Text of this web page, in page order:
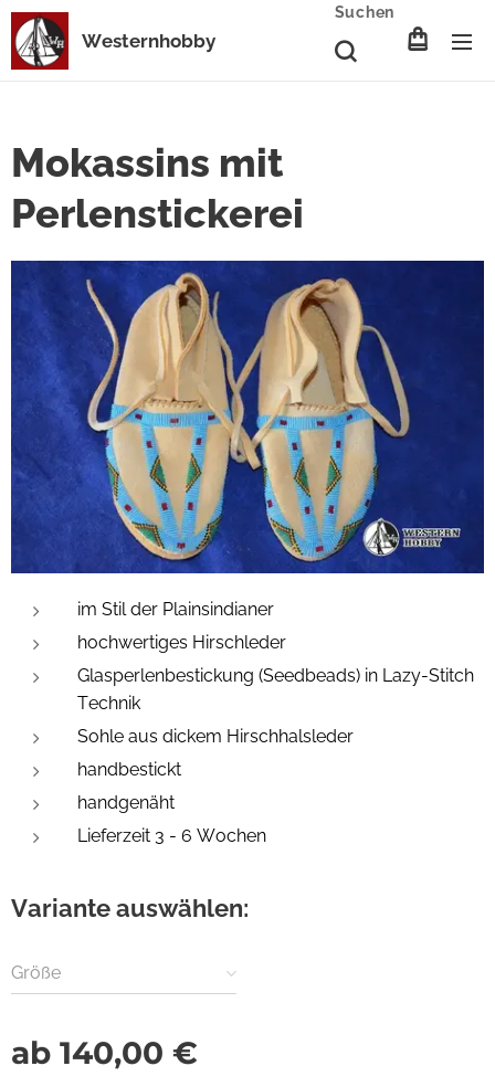
Westernhobby
Suchen
Mokassins mit
Perlenstickerei
im Stil der Plainsindianer
hochwertiges Hirschleder
Glasperlenbestickung (Seedbeads) in Lazy-Stitch
Technik
Sohle aus dickem Hirschhalsleder
handbestickt
handgenäht
Lieferzeit 3 - 6 Wochen
Variante auswählen:
Größe
ab 140,00 €